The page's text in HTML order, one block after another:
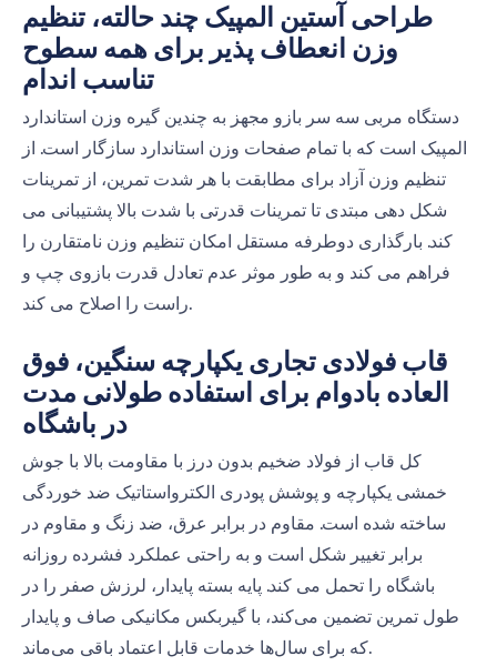
طراحی آستین المپیک چند حالته، تنظیم
وزن انعطاف پذیر برای همه سطوح
تناسب اندام
دستگاه مربی سه سر بازو مجهز به چندین گیره وزن استاندارد
المپیک است که با تمام صفحات وزن استاندارد سازگار است. از
تنظیم وزن آزاد برای مطابقت با هر شدت تمرین، از تمرینات
شکل دهی مبتدی تا تمرینات قدرتی با شدت بالا پشتیبانی می
کند. بارگذاری دوطرفه مستقل امکان تنظیم وزن نامتقارن را
فراهم می کند و به طور موثر عدم تعادل قدرت بازوی چپ و
راست را اصلاح می کند.
قاب فولادی تجاری یکپارچه سنگین، فوق
العاده بادوام برای استفاده طولانی مدت
در باشگاه
کل قاب از فولاد ضخیم بدون درز با مقاومت بالا با جوش
خمشی یکپارچه و پوشش پودری الکترواستاتیک ضد خوردگی
ساخته شده است. مقاوم در برابر عرق، ضد زنگ و مقاوم در
برابر تغییر شکل است و به راحتی عملکرد فشرده روزانه
باشگاه را تحمل می کند. پایه بسته پایدار، لرزش صفر را در
طول تمرین تضمین می‌کند، با گیربکس مکانیکی صاف و پایدار
که برای سال‌ها خدمات قابل اعتماد باقی می‌ماند.